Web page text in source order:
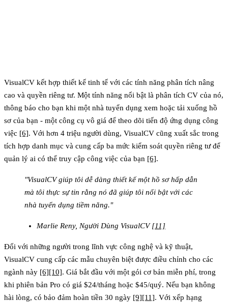
VisualCV kết hợp thiết kế tinh tế với các tính năng phân tích nâng
cao và quyền riêng tư. Một tính năng nổi bật là phân tích CV của nó,
thông báo cho bạn khi một nhà tuyển dụng xem hoặc tải xuống hồ
sơ của bạn - một công cụ vô giá để theo dõi tiến độ ứng dụng công
việc [6]. Với hơn 4 triệu người dùng, VisualCV cũng xuất sắc trong
tích hợp danh mục và cung cấp ba mức kiểm soát quyền riêng tư để
quản lý ai có thể truy cập công việc của bạn [6].
"VisualCV giúp tôi dễ dàng thiết kế một hồ sơ hấp dẫn
mà tôi thực sự tin rằng nó đã giúp tôi nổi bật với các
nhà tuyển dụng tiềm năng."
Marlie Reny, Người Dùng VisualCV[11]
Đối với những người trong lĩnh vực công nghệ và kỹ thuật,
VisualCV cung cấp các mẫu chuyên biệt được điều chỉnh cho các
ngành này [6][10]. Giá bắt đầu với một gói cơ bản miễn phí, trong
khi phiên bản Pro có giá $24/tháng hoặc $45/quý. Nếu bạn không
hài lòng, có bảo đảm hoàn tiền 30 ngày [9][11]. Với xếp hạng